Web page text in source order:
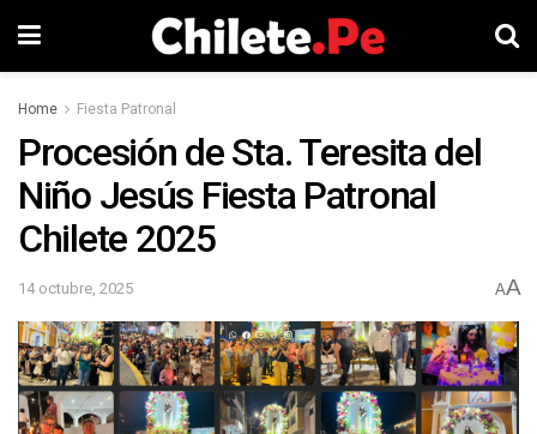
Home Fiesta Patronal
Procesión de Sta. Teresita del
Niño Jesús Fiesta Patronal
Chilete 2025
14 octubre, 2025 AA